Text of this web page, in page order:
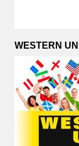
WESTERN